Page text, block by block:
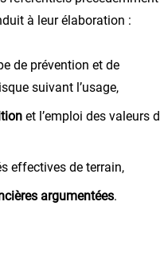
à leur élaboration :
de prévention et de
suivant l’usage,
et l’emploi des valeurs
effectives de terrain,
argumentées.